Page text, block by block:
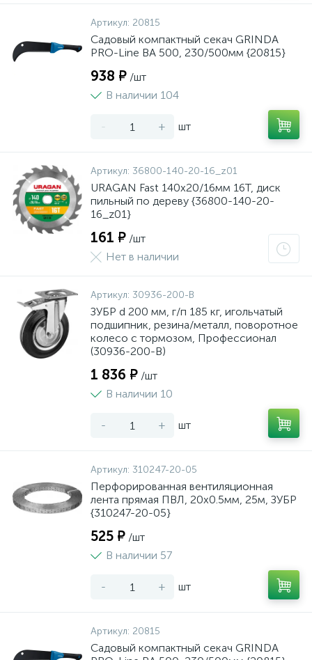
Артикул: 20815
Садовый компактный секач GRINDA
PRO-Line BA 500, 230/500мм {20815}
938 ₽ /шт
В наличии 104
- + шт
Артикул: 36800-140-20-16_z01
URAGAN Fast 140x20/16мм 16Т, диск
пильный по дереву {36800-140-20-
16_z01}
161 ₽ /шт
Нет в наличии
Артикул: 30936-200-B
ЗУБР d 200 мм, г/п 185 кг, игольчатый
подшипник, резина/металл, поворотное
колесо c тормозом, Профессионал
(30936-200-B)
1 836 ₽ /шт
В наличии 10
- + шт
Артикул: 310247-20-05
Перфорированная вентиляционная
лента прямая ПВЛ, 20х0.5мм, 25м, ЗУБР
{310247-20-05}
525 ₽ /шт
В наличии 57
- + шт
Артикул: 20815
Садовый компактный секач GRINDA